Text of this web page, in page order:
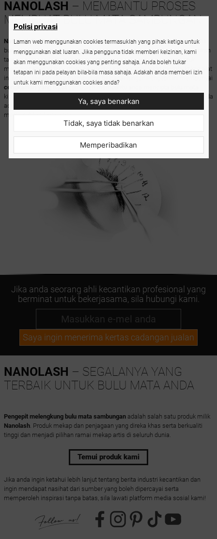
NANOLASH – MEMBANTU PROSES
MEMBUAT BULU MATA SAMBUNGAN
Nanolash Eyelash Tweezer Curvedadalah alat wajib ada untuk setiap ahli
bulu mata. Reka bentuk yang ringan dan ergonomik tidak akan melenguhkan
tangan semasa bekerja berjam-jam lamanya. Sesuai digunakan untuk
membuat kaedah bulu mata sambungan klasik atau lebat membuktikan alat
ini adalah akesori yang mempunyai pelbagai fungsi! Pengepit ini mempunyai
cengkaman yang tepat
kipas menggunakan pelbagai cara dengan mudah. Tidak kira sama ada anda
adalah seorang ahli profesional atau pemula – pengepit ini akan
memudahkan kerja anda.
Jika anda seorang ahli kecantikan profesional yang
berminat untuk bekerjasama, sila hubungi kami.
Saya ingin menerima kertas cadangan jualan
NANOLASH – SEGALANYA YANG
TERBAIK UNTUK BULU MATA ANDA
Pengepit melengkung bulu mata sambunganadalah salah satu produk milik
Nanolash. Produk mekap dan penjagaan yang direka khas serta berkualiti
tinggi dan menjadi pilihan ramai mekap artis di seluruh dunia.
Temui produk kami
Jika anda ingin ketahui lebih lanjut tentang berita industri kecantikan dan
ingin mendapat nasihat dari sumber yang boleh dipercayai serta
memperoleh inspirasi tanpa batas, sila lawati platform media sosial kami!
Polisi privasi
Laman web menggunakan cookies termasuklah yang pihak ketiga untuk
menggunakan alat luaran. Jika pengguna tidak memberi keizinan, kami
akan menggunakan cookies yang penting sahaja. Anda boleh tukar
tetapan ini pada pelayan bila-bila masa sahaja. Adakah anda memberi izin
untuk kami menggunakan cookies anda?
Ya, saya benarkan
Tidak, saya tidak benarkan
Memperibadikan